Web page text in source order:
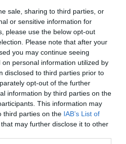
sale, sharing to third parties, or
or sensitive information for
please use the below opt-out
Please note that after your
you may continue seeing
personal information utilized by
disclosed to third parties prior to
opt-out of the further
information by third parties on the
This information may
third parties on the IAB’s List of
that may further disclose it to other
#Latvia and
by blaming them for the
took them a few moments
up the Balkans and the
November 2018
Litve, Kersti Kaljulaid
Vējonisiz Latvije, so
trenutkov, da so sploh